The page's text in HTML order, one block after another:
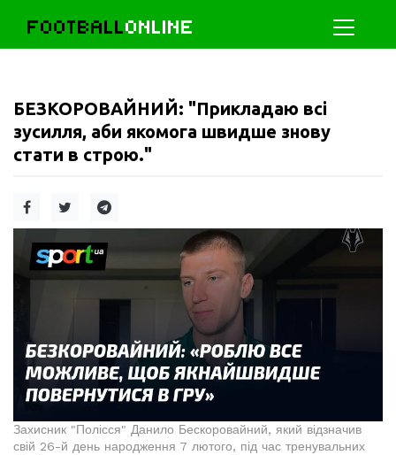
FOOTBALLONLINE
БЕЗКОРОВАЙНИЙ: "Прикладаю всі
зусилля, аби якомога швидше знову
стати в строю."
Захисник "Полісся" Данило Бескоровайний, який відзначив
свій 26-й день народження 7 лютого, під час тренувальних